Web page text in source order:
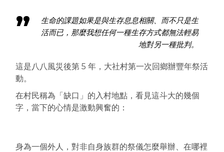
生命的課題如果是與生存息息相關、而不只是生
活而已，那麼我想任何一種生存方式都無法輕易
地對另一種批判。
這是八八風災後第 5 年，大社村第一次回鄉辦豐年祭活
動。
在村民稱為「缺口」的入村地點，看見這斗大的幾個
字，當下的心情是激動興奮的：
身為一個外人，對非自身族群的祭儀怎麼舉辦、在哪裡